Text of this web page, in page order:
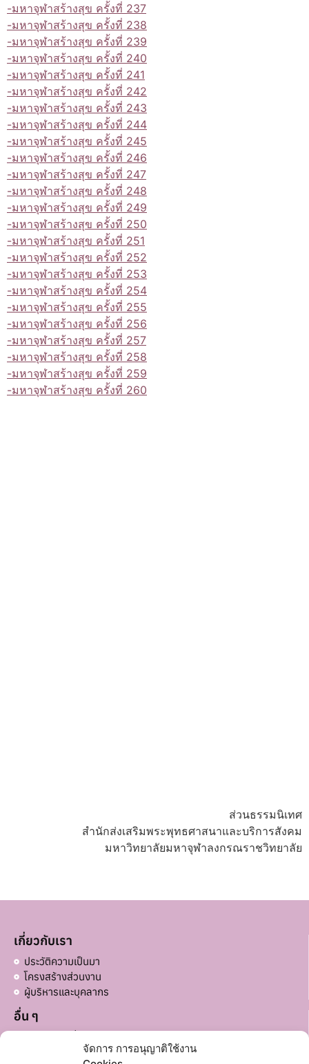
จัดการ การอนุญาติใช้งาน
-มหาจุฬาสร้างสุข ครั้งที่ 237
-มหาจุฬาสร้างสุข ครั้งที่ 238
-มหาจุฬาสร้างสุข ครั้งที่ 239
-มหาจุฬาสร้างสุข ครั้งที่ 240
-มหาจุฬาสร้างสุข ครั้งที่ 241
-มหาจุฬาสร้างสุข ครั้งที่ 242
-มหาจุฬาสร้างสุข ครั้งที่ 243
-มหาจุฬาสร้างสุข ครั้งที่ 244
-มหาจุฬาสร้างสุข ครั้งที่ 245
-มหาจุฬาสร้างสุข ครั้งที่ 246
-มหาจุฬาสร้างสุข ครั้งที่ 247
-มหาจุฬาสร้างสุข ครั้งที่ 248
-มหาจุฬาสร้างสุข ครั้งที่ 249
-มหาจุฬาสร้างสุข ครั้งที่ 250
-มหาจุฬาสร้างสุข ครั้งที่ 251
-มหาจุฬาสร้างสุข ครั้งที่ 252
-มหาจุฬาสร้างสุข ครั้งที่ 253
-มหาจุฬาสร้างสุข ครั้งที่ 254
-มหาจุฬาสร้างสุข ครั้งที่ 255
-มหาจุฬาสร้างสุข ครั้งที่ 256
-มหาจุฬาสร้างสุข ครั้งที่ 257
-มหาจุฬาสร้างสุข ครั้งที่ 258
-มหาจุฬาสร้างสุข ครั้งที่ 259
-มหาจุฬาสร้างสุข ครั้งที่ 260
ส่วนธรรมนิเทศ
สำนักส่งเสริมพระพุทธศาสนาและบริการสังคม
มหาวิทยาลัยมหาจุฬาลงกรณราชวิทยาลัย
เกี่ยวกับเรา
ประวัติความเป็นมา
โครงสร้างส่วนงาน
ผู้บริหารและบุคลากร
อื่น ๆ